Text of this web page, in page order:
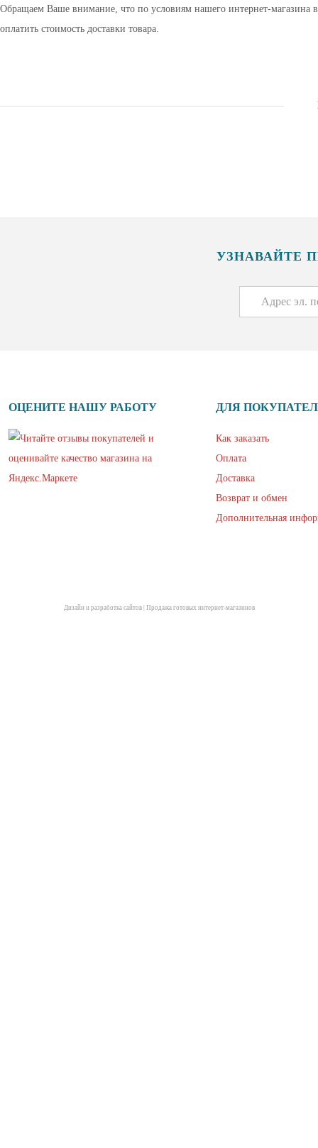
Обращаем Ваше внимание, что по условиям нашего интернет-магазина в
оплатить стоимость доставки товара.
УЗНАВАЙТЕ
ОЦЕНИТЕ НАШУ РАБОТУ ДЛЯ
Как заказать
Оплата
Доставка
Возврат и обмен
Дополнительная
Дизайн и разработка сайтов| Продажа готовых интернет-магазинов